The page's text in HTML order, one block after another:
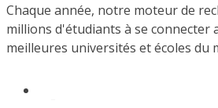
Chaque année, notre moteur de
millions d'étudiants à se connecter
meilleures universités et écoles du